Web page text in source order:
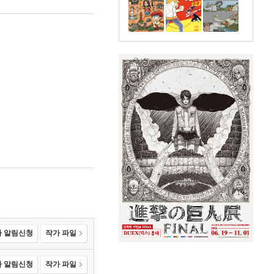
알림신청 작가 파일
알림신청 작가 파일